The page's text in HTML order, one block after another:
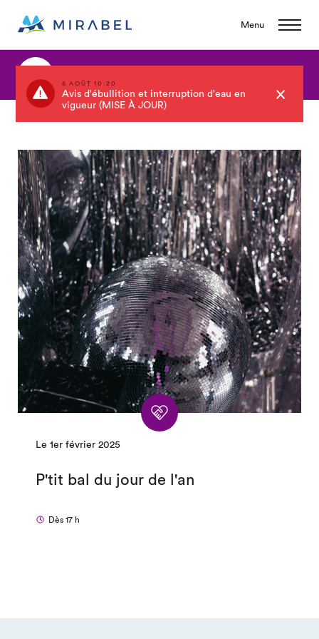
Menu
6 AOÛT 10:20
Avis d'ébullition et interruption d'eau en
vigueur (MISE À JOUR)
Le 1er février 2025
P'tit bal du jour de l'an
Dès 17 h